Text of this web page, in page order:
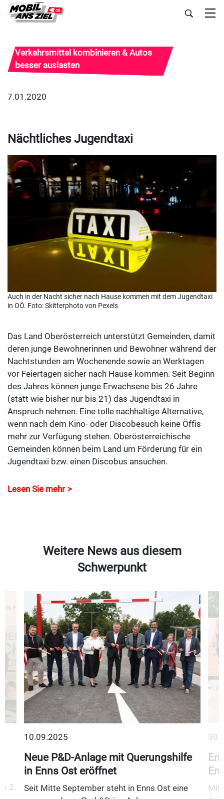
Verkehrsmittel kombinieren & Autos
besser auslasten
7.01.2020
Nächtliches Jugendtaxi
Auch in der Nacht sicher nach Hause kommen mit dem Jugendtaxi
in OÖ. Foto: Skitterphoto von Pexels
Das Land Oberösterreich unterstützt Gemeinden, damit
deren junge Bewohnerinnen und Bewohner während der
Nachtstunden am Wochenende sowie an Werktagen
vor Feiertagen sicher nach Hause kommen. Seit Beginn
des Jahres können junge Erwachsene bis 26 Jahre
(statt wie bisher nur bis 21) das Jugendtaxi in
Anspruch nehmen. Eine tolle nachhaltige Alternative,
wenn nach dem Kino- oder Discobesuch keine Öffis
mehr zur Verfügung stehen. Oberösterreichische
Gemeinden können beim Land um Förderung für ein
Jugendtaxi bzw. einen Discobus ansuchen.
Lesen Sie mehr
Weitere News aus diesem
Schwerpunkt
2.
10.09.2025
Neue P&D-Anlage mit Querungshilfe
in Enns Ost eröffnet
Seit Mitte September steht in Enns Ost eine
Mit